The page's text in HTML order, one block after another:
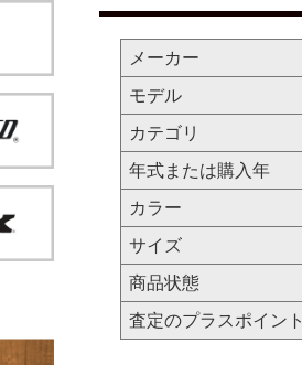
メーカー
モデル
カテゴリ
年式または購入年
カラー
サイズ
商品状態
査定のプラスポイント